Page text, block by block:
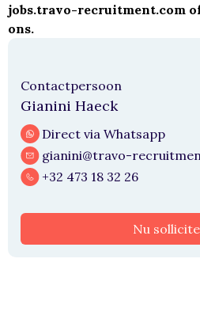
jobs.travo-recruitment.com
ons.
Contactpersoon
Gianini Haeck
Direct via Whatsapp
gianini@travo-
+32 473 18 32 26
Nu